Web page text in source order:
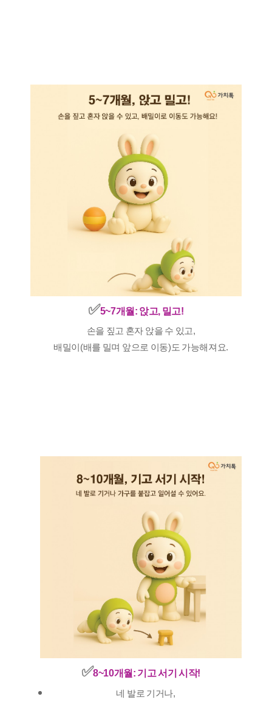
✅️5~7개월: 앉고, 밀고!
손을 짚고 혼자 앉을 수 있고,
배밀이(배를 밀며 앞으로 이동)도 가능해져요.
✅️8~10개월: 기고 서기 시작!
네 발로 기거나,